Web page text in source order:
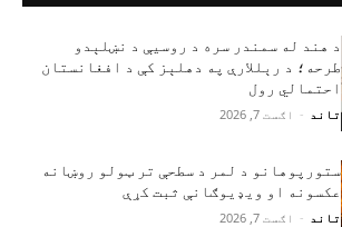
د هند له سمندر سره د روسیې د نښلېدو
طرحه؛ د رېللارې په دهلېز کې د افغانستان
احتمالي رول
تاند - اګست 7, 2026
ستورپوهانو د لمر د سطحې تر ټولو روښانه
عکسونه او ویډیوګانې ثبت کړې
تاند - اګست 7, 2026